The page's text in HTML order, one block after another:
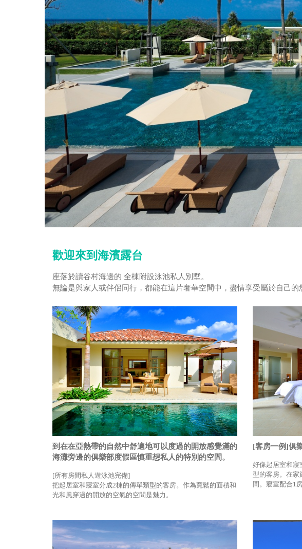
歡迎來到海濱露台
座落於讀谷村海邊的 全棟附設泳池私人別墅。
無論是與家人或伴侶同行，都能在這片奢華空間中，盡情享受屬於自己的
到在在亞熱帶的自然中舒適地可以度過的開放感覺滿的
海灘旁邊的俱樂部度假區慎重想私人的特別的空間。
[所有房間私人遊泳池完備]
把起居室和寢室分成2棟的傳單類型的客房。作為寬鬆的面積和
光和風穿過的開放的空氣的空間是魅力。
[客房一例]俱
好像起居室和寢
型的客房。在家
間。寢室配合1